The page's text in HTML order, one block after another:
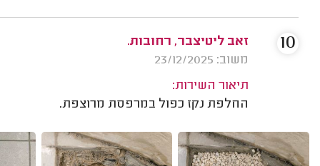
זאב ליטיצבר, רחובות.
משוב: 23/12/2025
תיאור השירות:
החלפת נקז כפול במרפסת מרוצפת.
10